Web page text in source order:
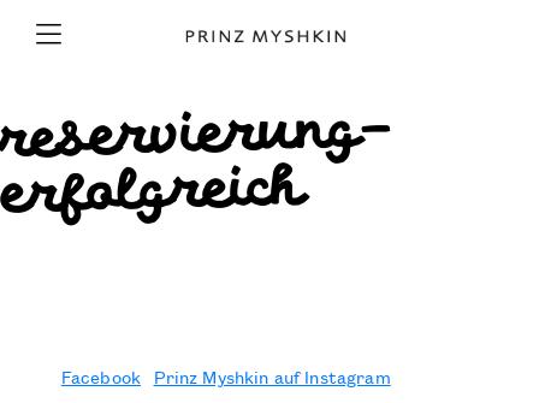
erfolgreich
Facebook Prinz Myshkin auf Instagram